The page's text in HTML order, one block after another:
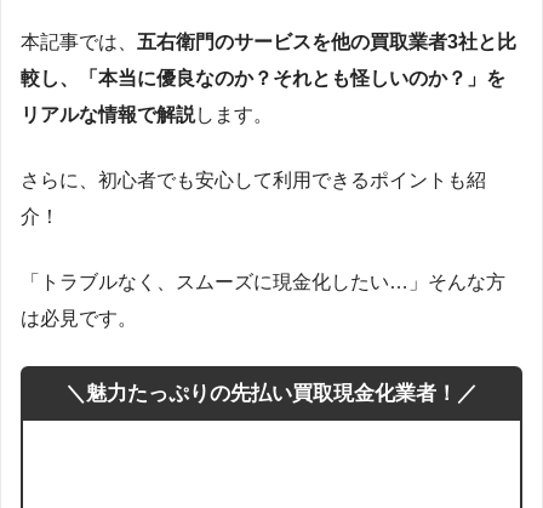
本記事では、 五右衛門のサービスを他の買取業者3社と比
較し、「本当に優良なのか？それとも怪しいのか？」を
リアルな情報で解説します。
さらに、初心者でも安心して利用できるポイントも紹
介！
「トラブルなく、スムーズに現金化したい…」そんな方
は必見です。
＼魅力たっぷりの先払い買取現金化業者！／